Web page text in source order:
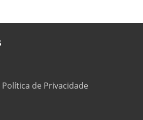
de Privacidade